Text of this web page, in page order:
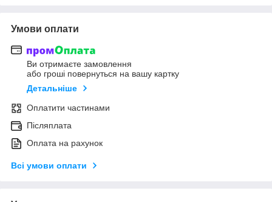
Умови оплати
Ви отримаєте замовлення
або гроші повернуться на вашу картку
Детальніше
Оплатити частинами
Післяплата
Оплата на рахунок
Всі умови оплати